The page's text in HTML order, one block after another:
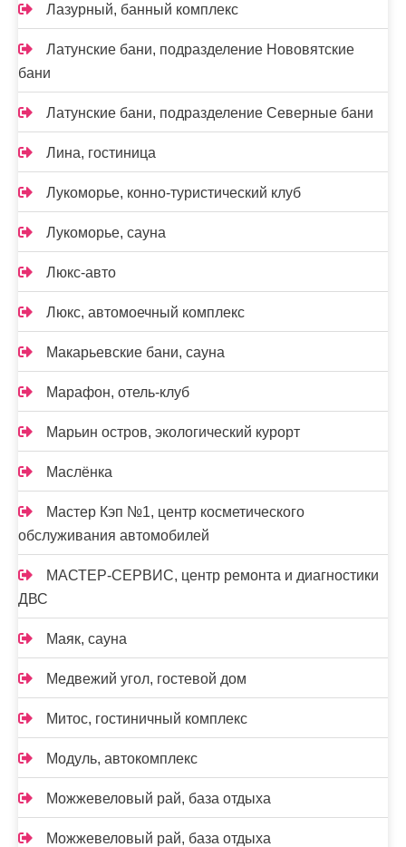
Лазурный, банный комплекс
Латунские бани, подразделение Нововятские
бани
Латунские бани, подразделение Северные бани
Лина, гостиница
Лукоморье, конно-туристический клуб
Лукоморье, сауна
Люкс-авто
Люкс, автомоечный комплекс
Макарьевские бани, сауна
Марафон, отель-клуб
Марьин остров, экологический курорт
Маслёнка
Мастер Кэп №1, центр косметического
обслуживания автомобилей
МАСТЕР-СЕРВИС, центр ремонта и диагностики
ДВС
Маяк, сауна
Медвежий угол, гостевой дом
Митос, гостиничный комплекс
Модуль, автокомплекс
Можжевеловый рай, база отдыха
Можжевеловый рай, база отдыха